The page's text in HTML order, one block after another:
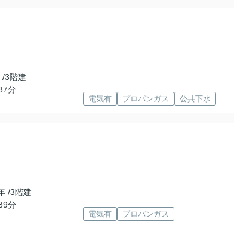
3階建
分
電気有 プロパンガス 公共下水
/3階建
分
電気有 プロパンガス